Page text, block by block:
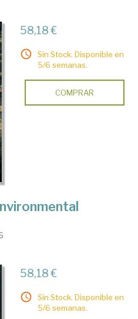
58,18 €
Sin Stock. Disponible en
5/6 semanas.
COMPRAR
58,18 €
Sin Stock. Disponible en
5/6 semanas.